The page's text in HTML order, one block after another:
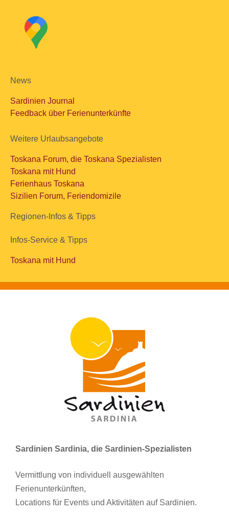
News
Sardinien Journal
Feedback über Ferienunterkünfte
Weitere Urlaubsangebote
Toskana Forum, die Toskana Spezialisten
Toskana mit Hund
Ferienhaus Toskana
Sizilien Forum, Feriendomizile
Regionen-Infos & Tipps
Infos-Service & Tipps
Toskana mit Hund
Sardinien Sardinia, die Sardinien-Spezialisten
Vermittlung von individuell ausgewählten
Ferienunterkünften,
Locations für Events und Aktivitäten auf Sardinien.